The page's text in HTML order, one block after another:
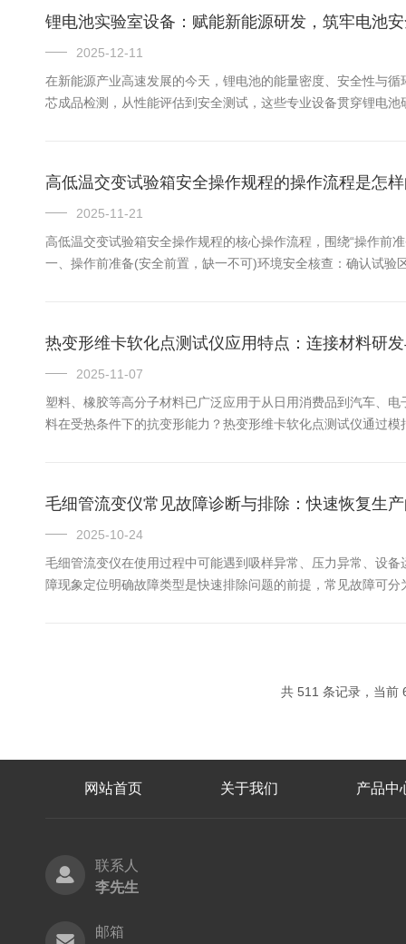
锂电池实验室设备：赋能新能源研发，筑牢电池
2025-12-11
在新能源产业高速发展的今天，锂电池的能量密度、安全性与
芯成品检测，从性能评估到安全测试，这些专业设备贯穿锂电
高低温交变试验箱安全操作规程的操作流程是怎
2025-11-21
高低温交变试验箱安全操作规程的核心操作流程，围绕“操作
一、操作前准备(安全前置，缺一不可)环境安全核查：确认试
热变形维卡软化点测试仪应用特点：连接材料研
2025-11-07
塑料、橡胶等高分子材料已广泛应用于从日用消费品到汽车、
料在受热条件下的抗变形能力？热变形维卡软化点测试仪通过
毛细管流变仪常见故障诊断与排除：快速恢复生
2025-10-24
毛细管流变仪在使用过程中可能遇到吸样异常、压力异常、设
障现象定位明确故障类型是快速排除问题的前提，常见故障可
共 511 条记录，当
网站首页 关于我们 产品中
联系人
李先生
邮箱